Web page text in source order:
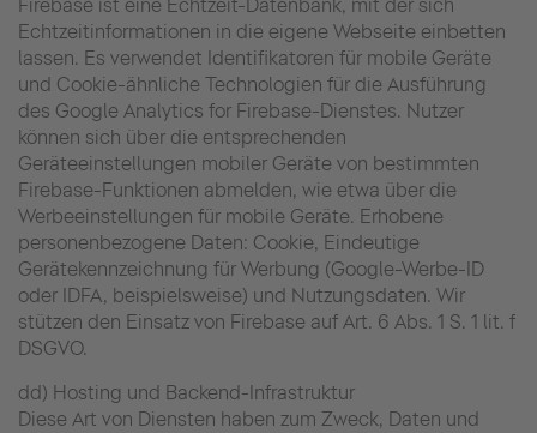
Firebase ist eine Echtzeit-Datenbank, mit der sich
Echtzeitinformationen in die eigene Webseite einbetten
lassen. Es verwendet Identifikatoren für mobile Geräte
und Cookie-ähnliche Technologien für die Ausführung
des Google Analytics for Firebase-Dienstes. Nutzer
können sich über die entsprechenden
Geräteeinstellungen mobiler Geräte von bestimmten
Firebase-Funktionen abmelden, wie etwa über die
Werbeeinstellungen für mobile Geräte. Erhobene
personenbezogene Daten: Cookie, Eindeutige
Gerätekennzeichnung für Werbung (Google-Werbe-ID
oder IDFA, beispielsweise) und Nutzungsdaten. Wir
stützen den Einsatz von Firebase auf Art. 6 Abs. 1 S. 1 lit. f
DSGVO.
dd) Hosting und Backend-Infrastruktur
Diese Art von Diensten haben zum Zweck, Daten und